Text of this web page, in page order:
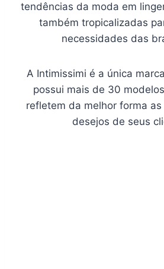
tendências da moda em
também tropicalizadas
necessidades das
A Intimissimi é a única
possui mais de 30
refletem da melhor forma
desejos de seus